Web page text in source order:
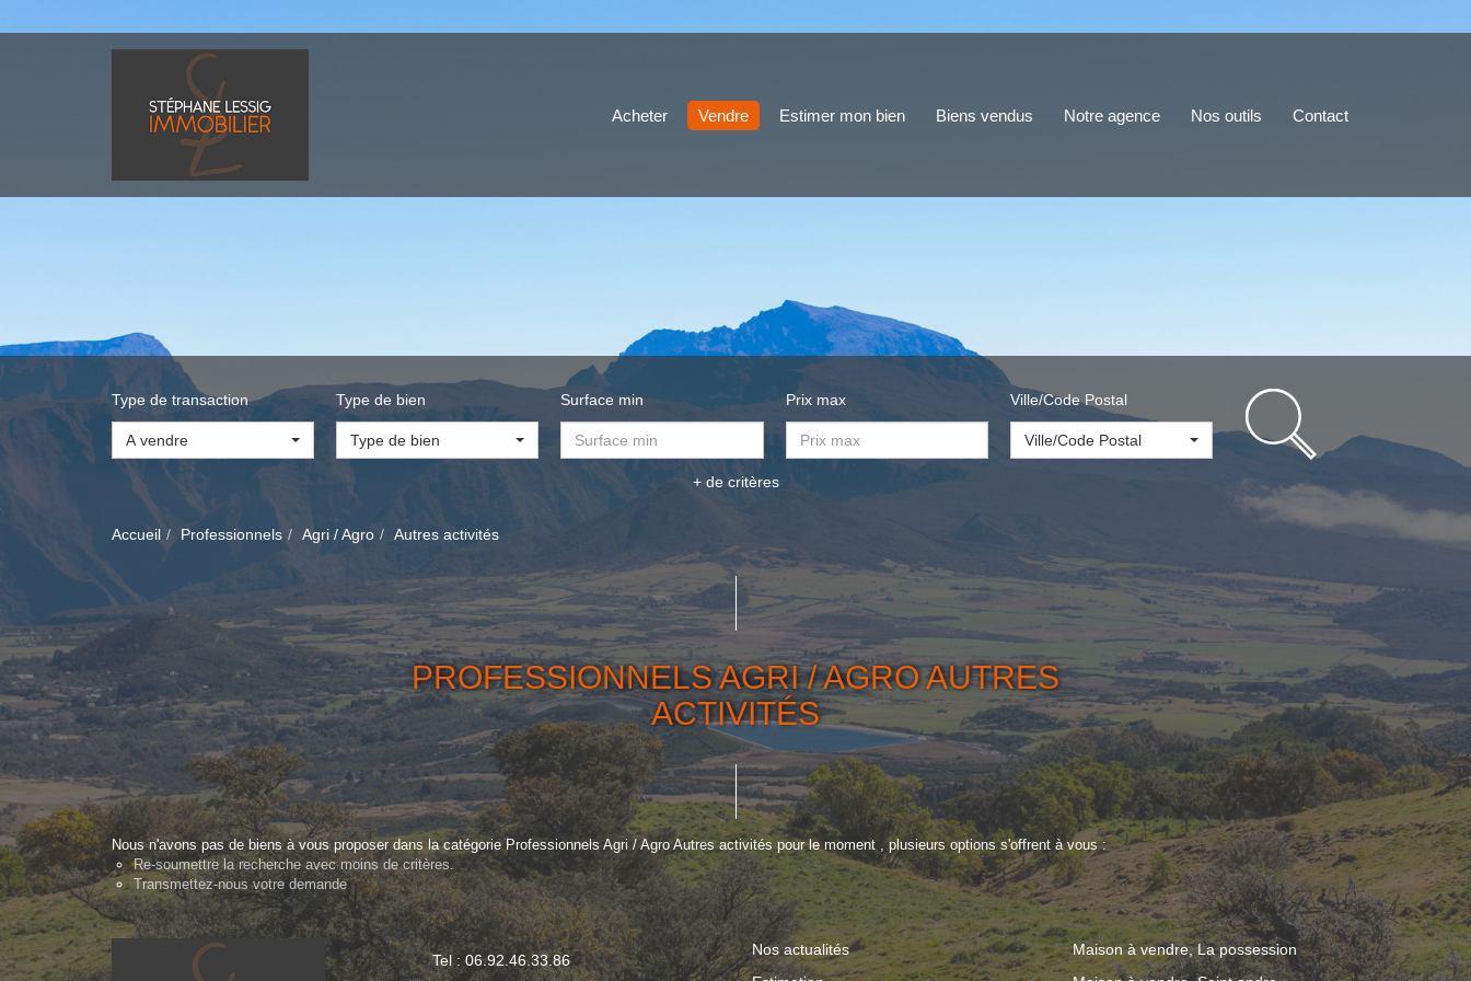
Acheter Vendre Estimer mon bien Biens vendus Notre agence Nos outils Contact
Type de transaction
A vendre
Type de bien
Type de bien
Surface min Prix max Ville/Code Postal
Ville/Code Postal
+ de critères
Accueil Professionnels Agri / Agro Autres activités
PROFESSIONNELS AGRI / AGRO AUTRES
ACTIVITÉS
Nous n'avons pas de biens à vous proposer dans la catégorie Professionnels Agri / Agro Autres activités pour le moment , plusieurs options s'offrent à vous :
Re-soumettre la recherche avec moins de critères.
Transmettez-nous votre demande
Tel : 06.92.46.33.86
Nos actualités
Maison à vendre, La possession